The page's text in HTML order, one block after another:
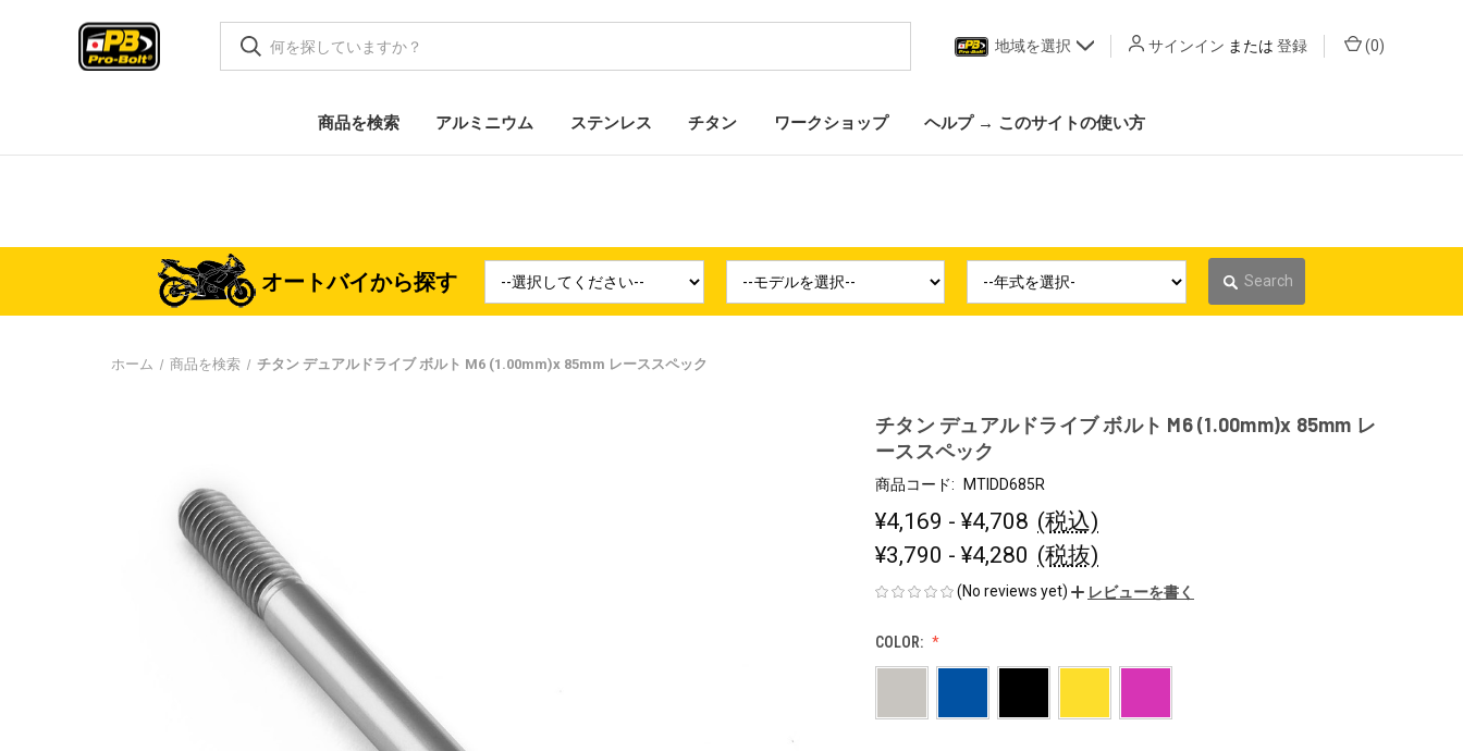
地域を選択 サインイン または 登録 (0)
商品を検索 アルミニウム ステンレス チタン ワークショップ ヘルプ → このサイトの使い方
オートバイから探す Search
ホーム 商品を検索 チタン デュアルドライブ ボルト M6 (1.00mm)x 85mm レーススペック
チタン デュアルドライブ ボルト M6 (1.00mm)x 85mm レ
ーススペック
商品コード: MTIDD685R
¥4,169 - ¥4,708 (税込)
¥3,790 - ¥4,280 (税抜)
(No reviews yet) レビューを書く
COLOR: